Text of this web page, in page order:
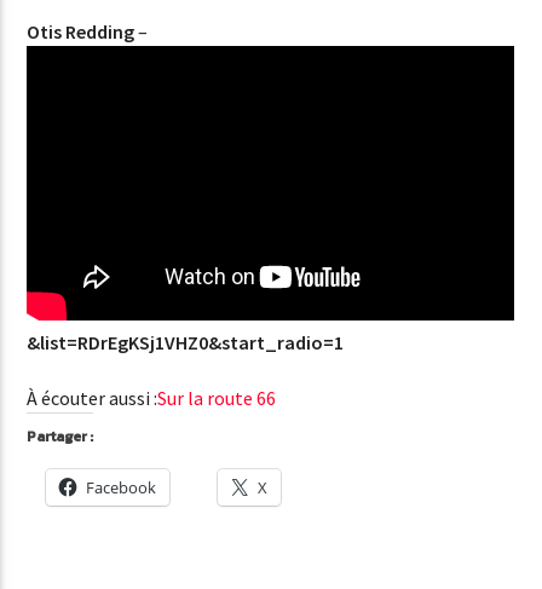
Otis Redding–
&list=RDrEgKSj1VHZ0&start_radio=1
À écouter aussi :Sur la route 66
Partager :
Facebook X